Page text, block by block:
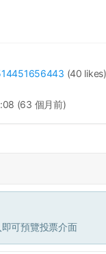
(40 likes)
(63 個月前)
即可預覽投票介面